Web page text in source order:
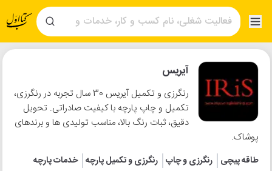
آیریس
رنگرزی و تکمیل آیریس 30 سال تجربه در رنگرزی،
تکمیل و چاپ پارچه با کیفیت صادراتی. تحویل
دقیق، ثبات رنگ بالا، مناسب تولیدی ها و برندهای
پوشاک.
طاقه پیچی رنگرزی و چاپ رنگرزی و تکمیل پارچه خدمات پارچه